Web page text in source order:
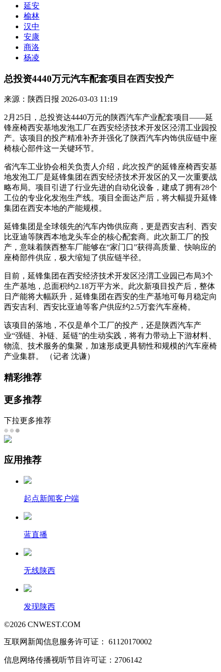
延安
榆林
汉中
安康
商洛
杨凌
总投资4440万元汽车配套项目在西安投产
来源：陕西日报 2026-03-03 11:19
2月25日，总投资达4440万元的陕西汽车产业配套项目——延
锋座椅西安基地发泡工厂在西安经济技术开发区泾渭工业园投
产。该项目的投产精准补齐并强化了陕西汽车内饰供应链中座
椅核心部件这一关键环节。
省汽车工业协会相关负责人介绍，此次投产的延锋座椅西安基
地发泡工厂是延锋集团在西安经济技术开发区的又一次重要战
略布局。项目引进了行业先进的自动化设备，建成了拥有28个
工位的专业化发泡生产线。项目全面达产后，将大幅提升延锋
集团在西安本地的产能规模。
延锋集团是全球领先的汽车内饰供应商，更是西安吉利、西安
比亚迪等陕西本地龙头车企的核心配套商。此次新工厂的投
产，意味着陕西整车厂能够在“家门口”获得高质量、快响应的
座椅部件供应，极大缩短了供应链半径。
目前，延锋集团在西安经济技术开发区泾渭工业园已布局3个
生产基地，总面积约2.18万平方米。此次新项目投产后，整体
日产能将大幅跃升，延锋集团在西安的生产基地可每月稳定向
西安吉利、西安比亚迪等客户供应约2.5万套汽车座椅。
该项目的落地，不仅是单个工厂的投产，还是陕西汽车产
业“强链、补链、延链”的生动实践，将有力带动上下游材料、
物流、技术服务的集聚，加速形成更具韧性和规模的汽车座椅
产业集群。 （记者 沈谦）
精彩推荐
更多推荐
下拉更多推荐
应用推荐
起点新闻客户端
蓝直播
无线陕西
发现陕西
©2026 CNWEST.COM
互联网新闻信息服务许可证： 61120170002
信息网络传播视听节目许可证：2706142